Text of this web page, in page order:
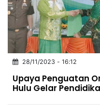
INDONESIA
Partner
NTB
Time
IDN
Jogja
Rakyat
News
Notice
Baru
Follow
28/11/2023 - 16:12
Upaya Penguatan
Hulu Gelar